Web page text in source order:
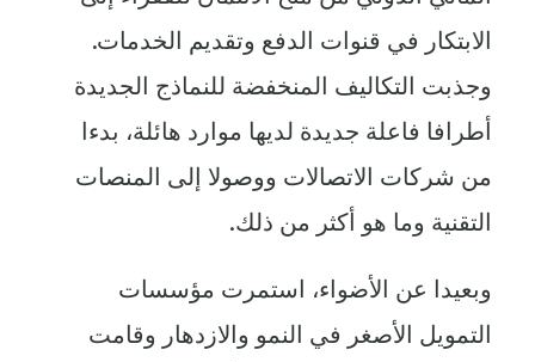
الابتكار في قنوات الدفع وتقديم الخدمات.
وجذبت التكاليف المنخفضة للنماذج الجديدة
أطرافا فاعلة جديدة لديها موارد هائلة، بدءا
من شركات الاتصالات ووصولا إلى المنصات
التقنية وما هو أكثر من ذلك.
وبعيدا عن الأضواء، استمرت مؤسسات
التمويل الأصغر في النمو والازدهار وقامت